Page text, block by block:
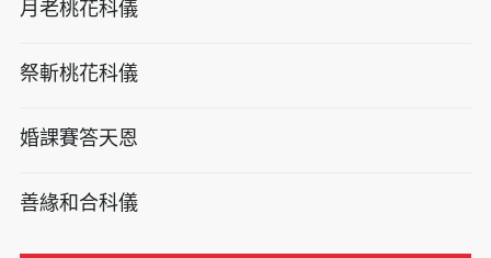
月老桃花科儀
祭斬桃花科儀
婚課賽答天恩
善緣和合科儀